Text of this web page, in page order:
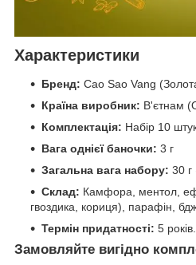
Характеристики
Бренд: Cao Sao Vang
Країна виробник: В'єтнам
Комплектація: Набір 10
Вага однієї баночки: 3 г
Загальна вага набору: 30 г
Склад: Камфора, ментол,
гвоздика, кориця), парафін,
Термін придатності: 5 років.
Замовляйте вигідно